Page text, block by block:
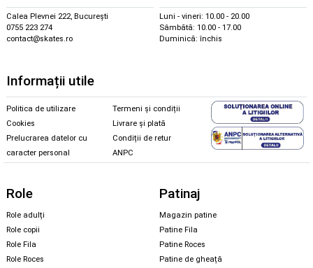
Calea Plevnei 222, București
0755 223 274
contact@skates.ro
Luni - vineri: 10.00 - 20.00
Sâmbătă: 10.00 - 17.00
Duminică: închis
Informații utile
Politica de utilizare
Cookies
Prelucrarea datelor cu
caracter personal
Termeni și condiții
Livrare și plată
Condiții de retur
ANPC
Role
Role adulți
Role copii
Role Fila
Role Roces
Patinaj
Magazin patine
Patine Fila
Patine Roces
Patine de gheață